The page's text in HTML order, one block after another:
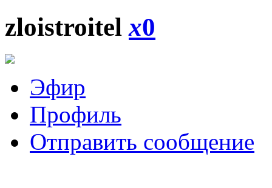
zloistroitelx0
Эфир
Профиль
Отправить сообщение